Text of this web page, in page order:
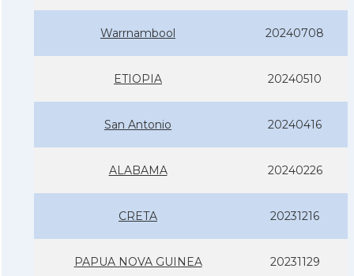
Warrnambool 20240708
ETIOPIA 20240510
San Antonio 20240416
ALABAMA 20240226
CRETA 20231216
PAPUA NOVA GUINEA 20231129